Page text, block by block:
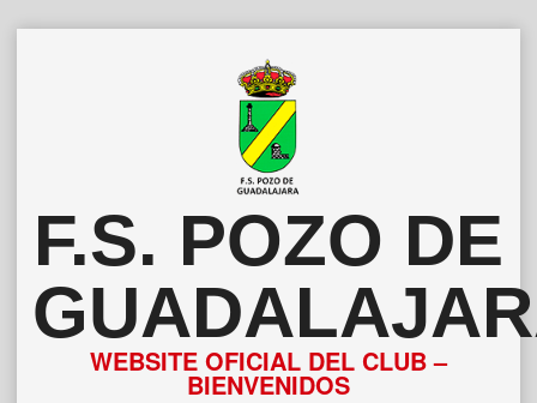
F.S. POZO DE
WEBSITE OFICIAL DEL CLUB –
BIENVENIDOS